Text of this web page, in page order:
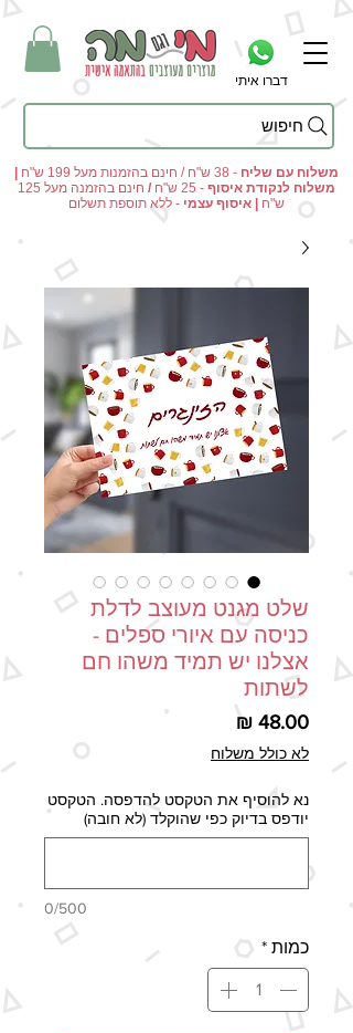
דברו איתי
חיפוש
משלוח עם שליח - 38 ש"ח / חינם בהזמנות מעל 199 ש"ח
|
משלוח לנקודת איסוף - 25 ש"ח /
חינם בהזמנה מעל 125
ש"ח | איסוף עצמי - ללא תוספת תשלום
שלט מגנט מעוצב לדלת
כניסה עם איורי ספלים -
אצלנו יש תמיד משהו חם
לשתות
לא כולל משלוח
נא להוסיף את הטקסט להדפסה. הטקסט
יודפס בדיוק כפי שהוקלד (לא חובה)
0/500
כמות *